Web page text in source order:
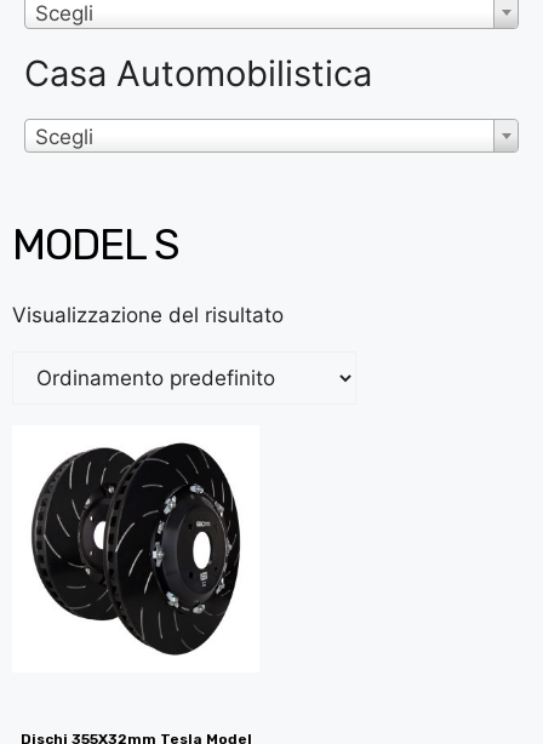
Scegli
Casa Automobilistica
Scegli
MODEL S
Visualizzazione del risultato
Dischi 355X32mm Tesla Model